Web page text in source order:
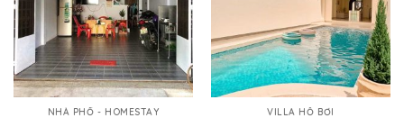
15 khách
5 phòng ngủ, 7 giường,
5 wc
15 khách
4 phòng ngủ, 6 giường,